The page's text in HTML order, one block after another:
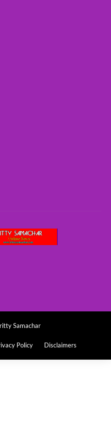
Samachar
Policy Disclaimers